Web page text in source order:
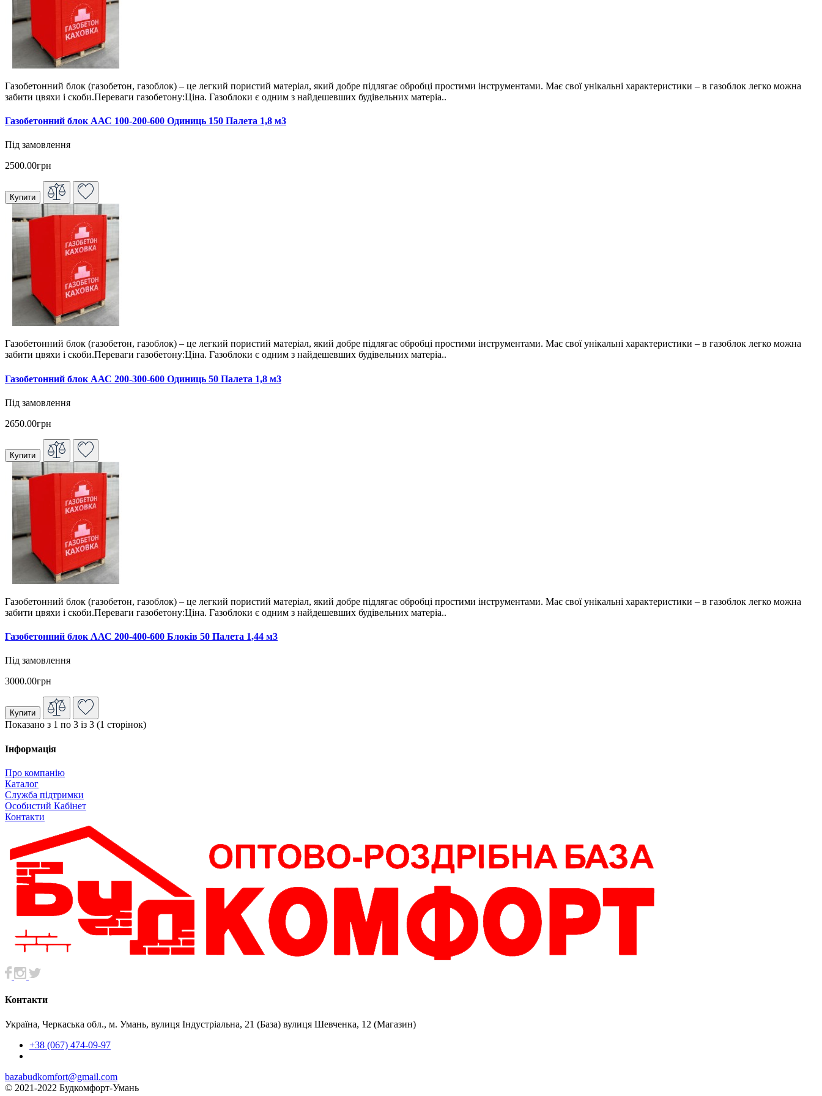
Газобетонний блок (газобетон, газоблок) – це легкий пористий матеріал, який добре підлягає обробці простими інструментами. Має свої унікальні характеристики – в газоблок легко можна
забити цвяхи і скоби.Переваги газобетону:Ціна. Газоблоки є одним з найдешевших будівельних матеріа..
Газобетонний блок ААС 100-200-600 Одиниць 150 Палета 1,8 м3
Під замовлення
2500.00грн
Купити
Газобетонний блок (газобетон, газоблок) – це легкий пористий матеріал, який добре підлягає обробці простими інструментами. Має свої унікальні характеристики – в газоблок легко можна
забити цвяхи і скоби.Переваги газобетону:Ціна. Газоблоки є одним з найдешевших будівельних матеріа..
Газобетонний блок ААС 200-300-600 Одиниць 50 Палета 1,8 м3
Під замовлення
2650.00грн
Купити
Газобетонний блок (газобетон, газоблок) – це легкий пористий матеріал, який добре підлягає обробці простими інструментами. Має свої унікальні характеристики – в газоблок легко можна
забити цвяхи і скоби.Переваги газобетону:Ціна. Газоблоки є одним з найдешевших будівельних матеріа..
Газобетонний блок ААС 200-400-600 Блоків 50 Палета 1,44 м3
Під замовлення
3000.00грн
Купити
Показано з 1 по 3 із 3 (1 сторінок)
Інформація
Про компанію
Каталог
Служба підтримки
Особистий Кабінет
Контакти
Контакти
Україна, Черкаська обл., м. Умань, вулиця Індустріальна, 21 (База) вулиця Шевченка, 12 (Магазин)
+38 (067) 474-09-97
bazabudkomfort@gmail.com
© 2021-2022 Будкомфорт-Умань